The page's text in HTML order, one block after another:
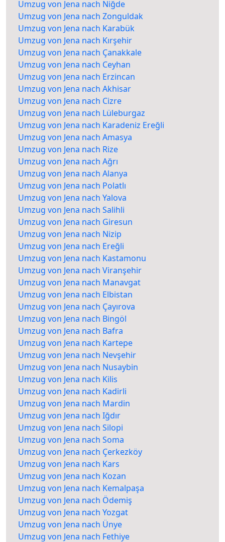
Umzug von Jena nach Niğde
Umzug von Jena nach Zonguldak
Umzug von Jena nach Karabük
Umzug von Jena nach Kırşehir
Umzug von Jena nach Çanakkale
Umzug von Jena nach Ceyhan
Umzug von Jena nach Erzincan
Umzug von Jena nach Akhisar
Umzug von Jena nach Cizre
Umzug von Jena nach Lüleburgaz
Umzug von Jena nach Karadeniz Ereğli
Umzug von Jena nach Amasya
Umzug von Jena nach Rize
Umzug von Jena nach Ağrı
Umzug von Jena nach Alanya
Umzug von Jena nach Polatlı
Umzug von Jena nach Yalova
Umzug von Jena nach Salihli
Umzug von Jena nach Giresun
Umzug von Jena nach Nizip
Umzug von Jena nach Ereğli
Umzug von Jena nach Kastamonu
Umzug von Jena nach Viranşehir
Umzug von Jena nach Manavgat
Umzug von Jena nach Elbistan
Umzug von Jena nach Çayırova
Umzug von Jena nach Bingöl
Umzug von Jena nach Bafra
Umzug von Jena nach Kartepe
Umzug von Jena nach Nevşehir
Umzug von Jena nach Nusaybin
Umzug von Jena nach Kilis
Umzug von Jena nach Kadirli
Umzug von Jena nach Mardin
Umzug von Jena nach Iğdır
Umzug von Jena nach Silopi
Umzug von Jena nach Soma
Umzug von Jena nach Çerkezköy
Umzug von Jena nach Kars
Umzug von Jena nach Kozan
Umzug von Jena nach Kemalpaşa
Umzug von Jena nach Ödemiş
Umzug von Jena nach Yozgat
Umzug von Jena nach Ünye
Umzug von Jena nach Fethiye